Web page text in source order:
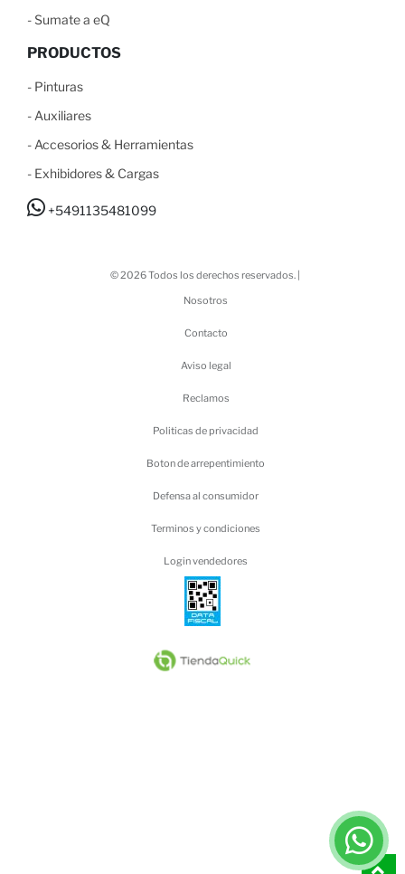
-Sumate a eQ
PRODUCTOS
- Pinturas
- Auxiliares
- Accesorios & Herramientas
- Exhibidores & Cargas
+5491135481099
© 2026 Todos los derechos reservados. |
Nosotros
Contacto
Aviso legal
Reclamos
Politicas de privacidad
Boton de arrepentimiento
Defensa al consumidor
Terminos y condiciones
Login vendedores